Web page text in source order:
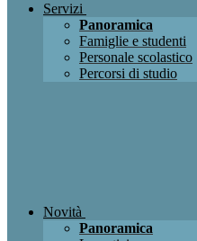
Servizi
Panoramica
Famiglie e studenti
Personale scolastico
Percorsi di studio
Novità
Panoramica